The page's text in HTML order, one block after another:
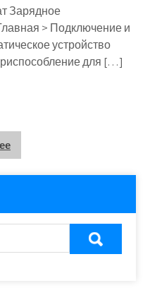
Зарядное
> Подключение и
устройство
для […]